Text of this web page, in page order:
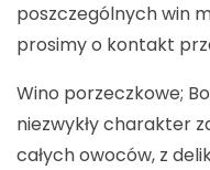
poszczególnych win
prosimy o kontakt
Wino porzeczkowe;
niezwykły charakter
całych owoców, z